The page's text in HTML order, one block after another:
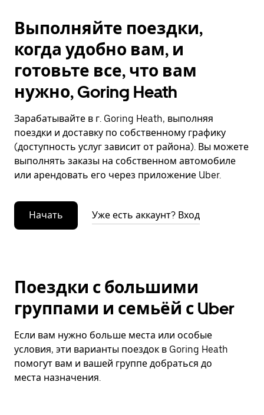
Выполняйте поездки,
когда удобно вам, и
готовьте все, что вам
нужно, Goring Heath
Зарабатывайте в г. Goring Heath, выполняя
поездки и доставку по собственному графику
(доступность услуг зависит от района). Вы можете
выполнять заказы на собственном автомобиле
или арендовать его через приложение Uber.
Начать Уже есть аккаунт? Вход
Поездки с большими
группами и семьёй с Uber
Если вам нужно больше места или особые
условия, эти варианты поездок в Goring Heath
помогут вам и вашей группе добраться до
места назначения.